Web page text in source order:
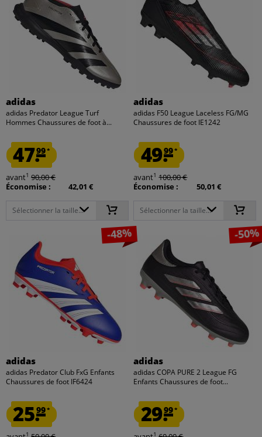
adidas
adidas Predator League Turf
Hommes Chaussures de foot à...
47.99*
avant1 90,00 €
Économise :
42,01 €
Sélectionner la taille...
adidas
adidas F50 League Laceless FG/MG
Chaussures de foot IE1242
49.99*
avant1 100,00 €
Économise :
50,01 €
Sélectionner la taille...
-48%
adidas
adidas Predator Club FxG Enfants
Chaussures de foot IF6424
25.99*
1
-50%
adidas
adidas COPA PURE 2 League FG
Enfants Chaussures de foot...
29.99*
1